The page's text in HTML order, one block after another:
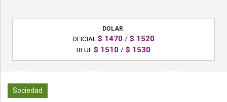
»
DOLAR
OFICIAL $ 1470 / $ 1520
BLUE $ 1510 / $ 1530
Sociedad